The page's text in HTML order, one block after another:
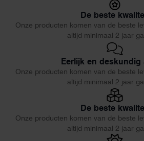
De beste
Onze producten komen van de beste
altijd minimaal 2 jaar
Eerlijk en deskundig
Onze producten komen van de beste
altijd minimaal 2 jaar
De beste
Onze producten komen van de beste
altijd minimaal 2 jaar